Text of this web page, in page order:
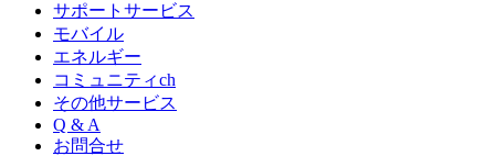
サポートサービス
モバイル
エネルギー
コミュニティch
その他サービス
Q & A
お問合せ